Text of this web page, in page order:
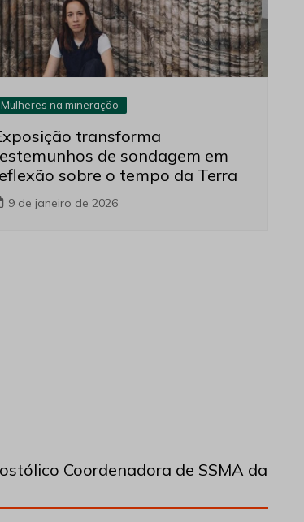
Mulheres na mineração
transforma
de sondagem em
sobre o tempo da Terra
9 de janeiro de 2026
Coordenadora de SSMA da